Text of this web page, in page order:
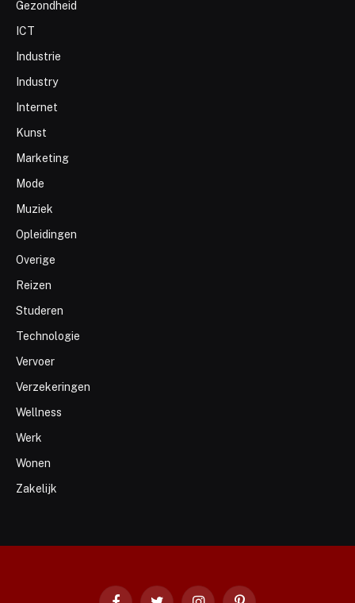
Gezondheid
ICT
Industrie
Industry
Internet
Kunst
Marketing
Mode
Muziek
Opleidingen
Overige
Reizen
Studeren
Technologie
Vervoer
Verzekeringen
Wellness
Werk
Wonen
Zakelijk